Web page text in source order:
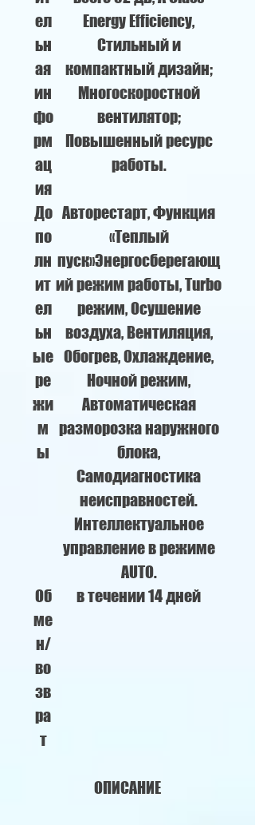
ел
ьн
ая
ин
фо
рм
ац
ия
Energy Efficiency,
Стильный и
компактный дизайн;
Многоскоростной
вентилятор;
Повышенный ресурс
работы.
До
по
лн
ит
ел
ьн
ые
ре
жи
м
ы
Авторестарт, Функция
«Теплый
пуск»Энергосберегающ
ий режим работы, Turbo
режим, Осушение
воздуха, Вентиляция,
Обогрев, Охлаждение,
Ночной режим,
Автоматическая
разморозка наружного
блока,
Самодиагностика
неисправностей.
Интеллектуальное
управление в режиме
AUTO.
Об
ме
н/
во
зв
ра
т
в течении 14 дней
ОПИСАНИЕ